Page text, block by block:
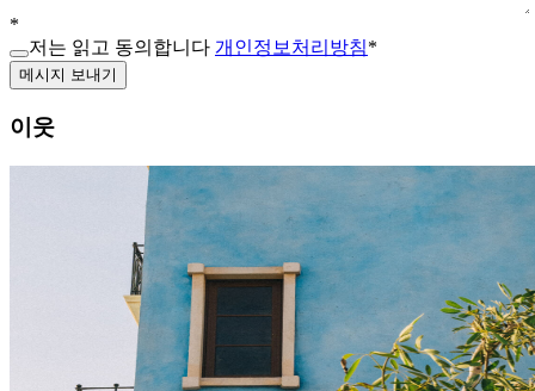
*
저는 읽고 동의합니다 개인정보처리방침*
메시지 보내기
이웃